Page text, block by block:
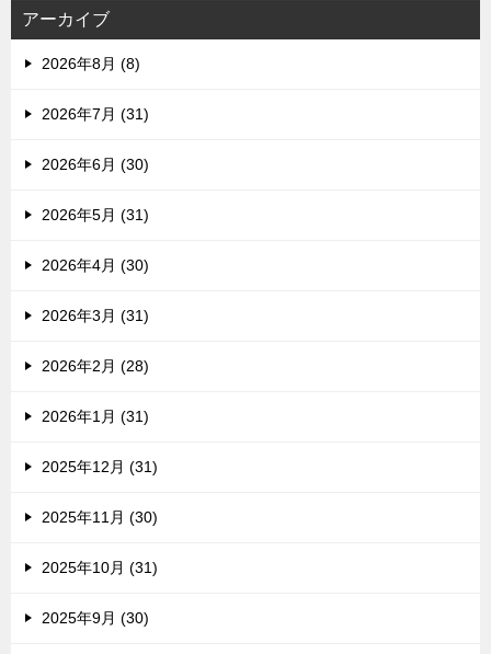
アーカイブ
2026年8月 (8)
2026年7月 (31)
2026年6月 (30)
2026年5月 (31)
2026年4月 (30)
2026年3月 (31)
2026年2月 (28)
2026年1月 (31)
2025年12月 (31)
2025年11月 (30)
2025年10月 (31)
2025年9月 (30)